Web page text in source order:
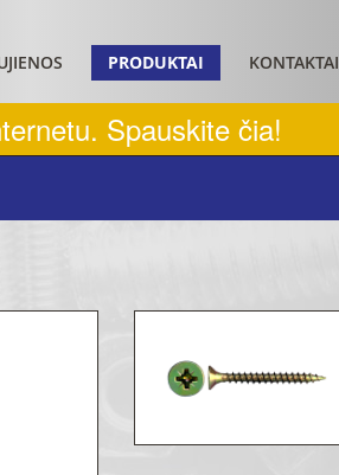
PRODUKTAI KONTAKTAI
Spauskite čia!